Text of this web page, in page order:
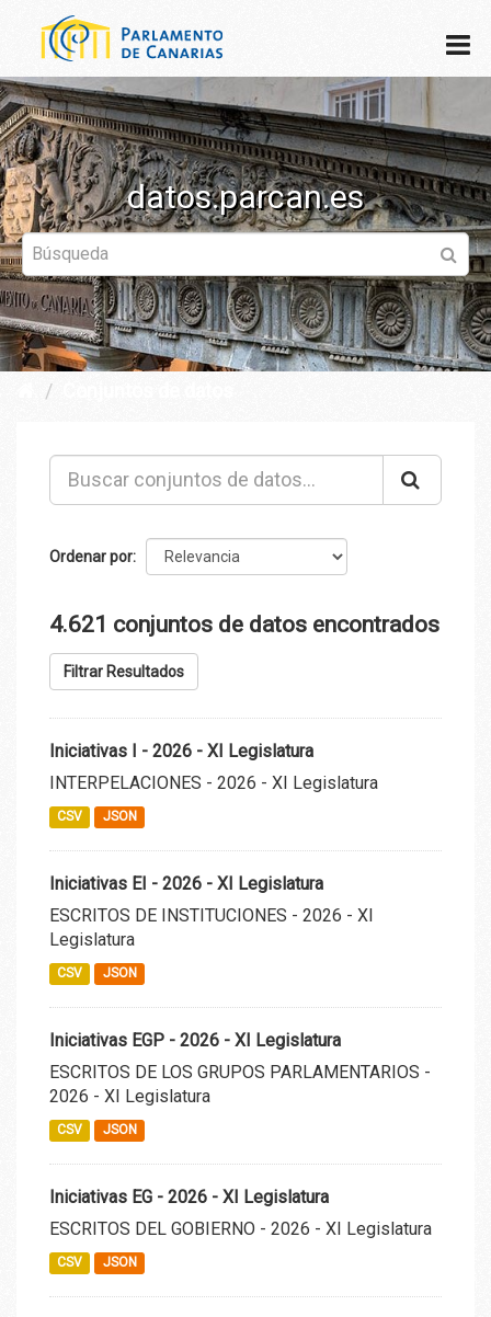
datos.parcan.es
Ordenar por
4.621 conjuntos de datos encontrados
Filtrar Resultados
Iniciativas I - 2026 - XI Legislatura
INTERPELACIONES - 2026 - XI Legislatura
CSV JSON
Iniciativas EI - 2026 - XI Legislatura
ESCRITOS DE INSTITUCIONES - 2026 - XI
Legislatura
CSV JSON
Iniciativas EGP - 2026 - XI Legislatura
ESCRITOS DE LOS GRUPOS PARLAMENTARIOS -
2026 - XI Legislatura
CSV JSON
Iniciativas EG - 2026 - XI Legislatura
ESCRITOS DEL GOBIERNO - 2026 - XI Legislatura
CSV JSON